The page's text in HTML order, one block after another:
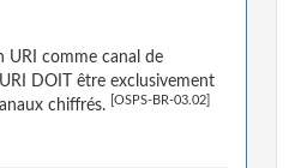
URI comme canal de
DOIT être exclusivement
chiffrés.
[OSPS-BR-03.02]